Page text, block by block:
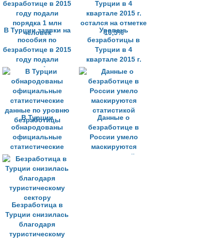
В Турции заявки на
пособия по
безработице в 2015
году подали
порядка 1 млн
человек
Уровень
безработицы в
Турции в 4
квартале 2015 г.
остался на отметке
10,5%
В Турции
обнародованы
официальные
статистические
данные по уровню
безработицы
Данные о
безработице в
России умело
маскируются
статистикой
Безработица в
Турции снизилась
благодаря
туристическому